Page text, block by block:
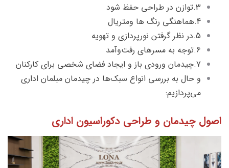
3.توازن در طراحی حفظ شود
4.هماهنگی رنگ ها ومتریال
5.در نظر گرفتن نورپردازی و تهویه
6.توجه به مسرهای رفت‌وآمد
7.چیدمان ورودی باز و ایجاد فضای شخصی برای کارکنان
و حال به بررسی انواع سبک‌ها در چیدمان مبلمان اداری
می‌پردازیم:
اصول چیدمان و طراحی دکوراسیون اداری